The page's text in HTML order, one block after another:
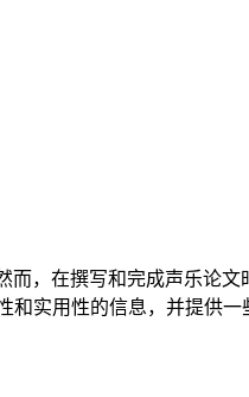
，在撰写和完成声乐论
实用性的信息，并提供一